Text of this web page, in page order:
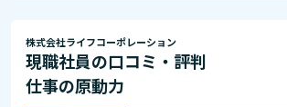
株式会社ライフコーポレーション
現職社員の口コミ・評判
仕事の原動力